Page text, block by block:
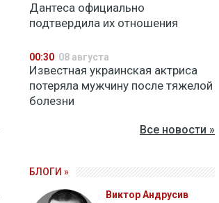
Дантеса официально
подтвердила их отношения
00:30 08 августа
Известная украинская актриса
потеряла мужчину после тяжелой
болезни
Все новости »
БЛОГИ »
Виктор Андрусив